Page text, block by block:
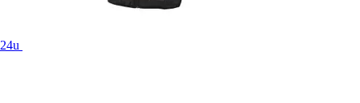
24u